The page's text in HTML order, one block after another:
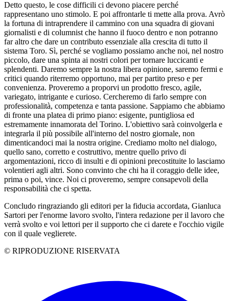
Detto questo, le cose difficili ci devono piacere perché
rappresentano uno stimolo. E poi affrontarle ti mette alla prova. Avrò
la fortuna di intraprendere il cammino con una squadra di giovani
giornalisti e di columnist che hanno il fuoco dentro e non potranno
far altro che dare un contributo essenziale alla crescita di tutto il
sistema Toro. Sì, perché se vogliamo possiamo anche noi, nel nostro
piccolo, dare una spinta ai nostri colori per tornare luccicanti e
splendenti. Daremo sempre la nostra libera opinione, saremo fermi e
critici quando riterremo opportuno, mai per partito preso e per
convenienza. Proveremo a proporvi un prodotto fresco, agile,
variegato, intrigante e curioso. Cercheremo di farlo sempre con
professionalità, competenza e tanta passione. Sappiamo che abbiamo
di fronte una platea di primo piano: esigente, puntigliosa ed
estremamente innamorata del Torino. L'obiettivo sarà coinvolgerla e
integrarla il più possibile all'interno del nostro giornale, non
dimenticandoci mai la nostra origine. Crediamo molto nel dialogo,
quello sano, corretto e costruttivo, mentre quello privo di
argomentazioni, ricco di insulti e di opinioni precostituite lo lasciamo
volentieri agli altri. Sono convinto che chi ha il coraggio delle idee,
prima o poi, vince. Noi ci proveremo, sempre consapevoli della
responsabilità che ci spetta.
Concludo ringraziando gli editori per la fiducia accordata, Gianluca
Sartori per l'enorme lavoro svolto, l'intera redazione per il lavoro che
verrà svolto e voi lettori per il supporto che ci darete e l'occhio vigile
con il quale veglierete.
© RIPRODUZIONE RISERVATA